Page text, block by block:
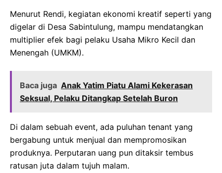
Menurut Rendi, kegiatan ekonomi kreatif seperti yang
digelar di Desa Sabintulung, mampu mendatangkan
multiplier efek bagi pelaku Usaha Mikro Kecil dan
Menengah (UMKM).
Baca juga Anak Yatim Piatu Alami Kekerasan
Seksual, Pelaku Ditangkap Setelah Buron
Di dalam sebuah event, ada puluhan tenant yang
bergabung untuk menjual dan mempromosikan
produknya. Perputaran uang pun ditaksir tembus
ratusan juta dalam tujuh malam.